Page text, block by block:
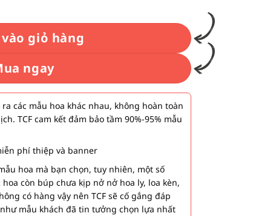
giỏ hàng
ngay
các mẫu hoa khác nhau, không hoàn toàn
TCF cam kết đảm bảo tầm 90%-95% mẫu
phí thiệp và banner
hoa mà bạn chọn, tuy nhiên, một số
còn búp chưa kịp nở nở hoa ly, loa kèn,
có hàng vậy nên TCF sẽ cố gắng đáp
mẫu khách đã tin tưởng chọn lựa nhất